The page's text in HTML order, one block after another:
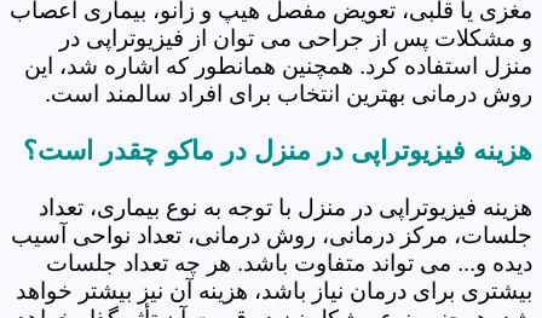
مغزی یا قلبی، تعویض مفصل هیپ و زانو، بیماری اعصاب
و مشکلات پس از جراحی می توان از فیزیوتراپی در
منزل استفاده کرد. همچنین همانطور که اشاره شد، این
روش درمانی بهترین انتخاب برای افراد سالمند است.
هزینه فیزیوتراپی در منزل در ماکو چقدر است؟
هزینه فیزیوتراپی در منزل با توجه به نوع بیماری، تعداد
جلسات، مرکز درمانی، روش درمانی، تعداد نواحی آسیب
دیده و... می تواند متفاوت باشد. هر چه تعداد جلسات
بیشتری برای درمان نیاز باشد، هزینه آن نیز بیشتر خواهد